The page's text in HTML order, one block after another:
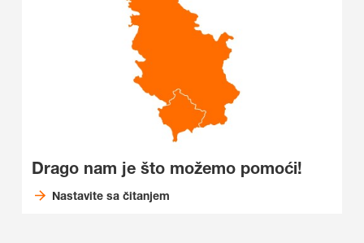
Drago nam je što možemo pomoći!
Nastavite sa čitanjem